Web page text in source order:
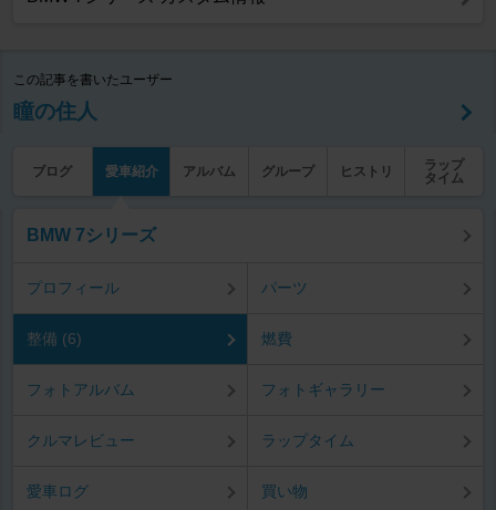
この記事を書いたユーザー
瞳の住人
ブログ 愛車紹介 アルバム グループ ヒストリ
ラップ
タイム
BMW 7シリーズ
プロフィール パーツ
整備 (6) 燃費
フォトアルバム フォトギャラリー
クルマレビュー ラップタイム
愛車ログ 買い物